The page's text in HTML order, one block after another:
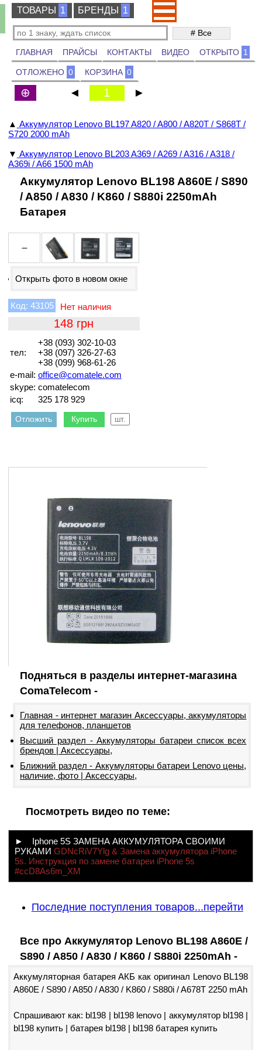
▲ Аккумулятор Lenovo BL197 A820 / A800 / A820T / S868T /
S720 2000 mAh
▼ Аккумулятор Lenovo BL203 A369 / A269 / A316 / A318 /
A369i / A66 1500 mAh
Аккумулятор Lenovo BL198 A860E / S890
/ A850 / A830 / K860 / S880i 2250mAh
Батарея
Открыть фото в новом окне
43105
148
тел:
+38 (093) 302-10-03
+38 (097) 326-27-63
+38 (099) 968-61-26
e-mail: office@comatele.com
skype: comatelecom
icq:
325 178 929
Отложить Купить
Подняться в разделы интернет-магазина
ComaTelecom -
Главная - интернет магазин Аксессуары, аккумуляторы
для телефонов, планшетов
Высший раздел - Аккумуляторы батареи список всех
брендов | Аксессуары,
Ближний раздел - Аккумуляторы батареи Lenovo цены,
наличие, фото | Аксессуары,
Посмотреть видео по теме:
► Iphone 5S ЗАМЕНА АККУМУЛЯТОРА СВОИМИ
РУКАМИ GDNcRiV7Ylg & Замена аккумулятора iPhone
5s. Инструкция по замене батареи iPhone 5s
#ccD8As6m_XM
Последние поступления товаров...перейти
Все про Аккумулятор Lenovo BL198 A860E /
S890 / A850 / A830 / K860 / S880i 2250mAh -
Аккумуляторная батарея АКБ как оригинал Lenovo BL198
A860E / S890 / A850 / A830 / K860 / S880i / A678T 2250 mAh
Спрашивают как: bl198 | bl198 lenovo | аккумулятор bl198 |
bl198 купить | батарея bl198 | bl198 батарея купить
ТОВАРЫ БРЕНДЫ
◄ 1 ►
⊕
ГЛАВНАЯ ПРАЙСЫ КОНТАКТЫ ВИДЕО ОТКРЫТО 1
ОТЛОЖЕНО 0 КОРЗИНА 0
ТОВАРЫ 1 БРЕНДЫ 1